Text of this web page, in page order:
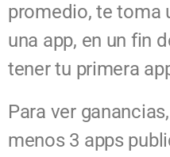
promedio, te toma
una app, en un fin
tener tu primera
Para ver
menos 3 apps